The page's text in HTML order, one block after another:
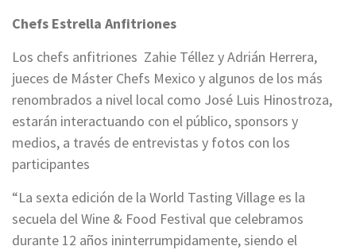
Chefs Estrella Anfitriones
Los chefs anfitriones Zahie Téllez y Adrián Herrera,
jueces de Máster Chefs Mexico y algunos de los más
renombrados a nivel local como José Luis Hinostroza,
estarán interactuando con el público, sponsors y
medios, a través de entrevistas y fotos con los
participantes
“La sexta edición de la World Tasting Village es la
secuela del Wine & Food Festival que celebramos
durante 12 años ininterrumpidamente, siendo el